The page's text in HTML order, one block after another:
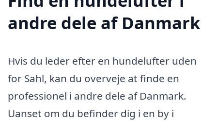
andre dele af Danmark
Hvis du leder efter en hundelufter uden
for Sahl, kan du overveje at finde en
professionel i andre dele af Danmark.
Uanset om du befinder dig i en by i